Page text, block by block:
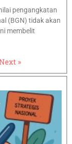
pengangkatan
(BGN) tidak akan
membelit
»